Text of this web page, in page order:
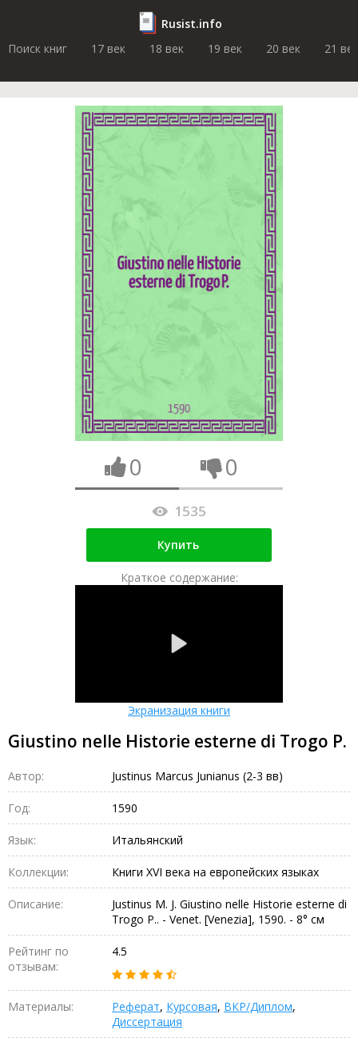
Rusist.info
Поиск книг
17 век 18 век 19 век 20 век 21 век
0 0
1535
Купить
Краткое содержание:
Экранизация книги
Giustino nelle Historie esterne di Trogo P.
Автор: Justinus Marcus Junianus (2-3 вв)
Год: 1590
Язык: Итальянский
Коллекции: Книги XVI века на европейских языках
Описание:
Justinus M. J. Giustino nelle Historie esterne di
Trogo P.. - Venet. [Venezia], 1590. - 8° см
Рейтинг по
отзывам:
4.5
Материалы: Реферат, Курсовая, ВКР/Диплом,
Диссертация